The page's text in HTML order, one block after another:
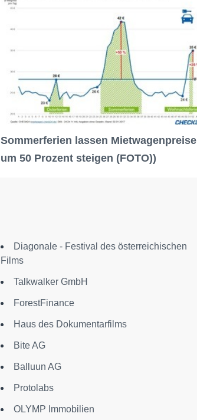
Sommerferien lassen Mietwagenpreise
um 50 Prozent steigen (FOTO))
Diagonale - Festival des österreichischen
Films
Talkwalker GmbH
ForestFinance
Haus des Dokumentarfilms
Bite AG
Balluun AG
Protolabs
OLYMP Immobilien